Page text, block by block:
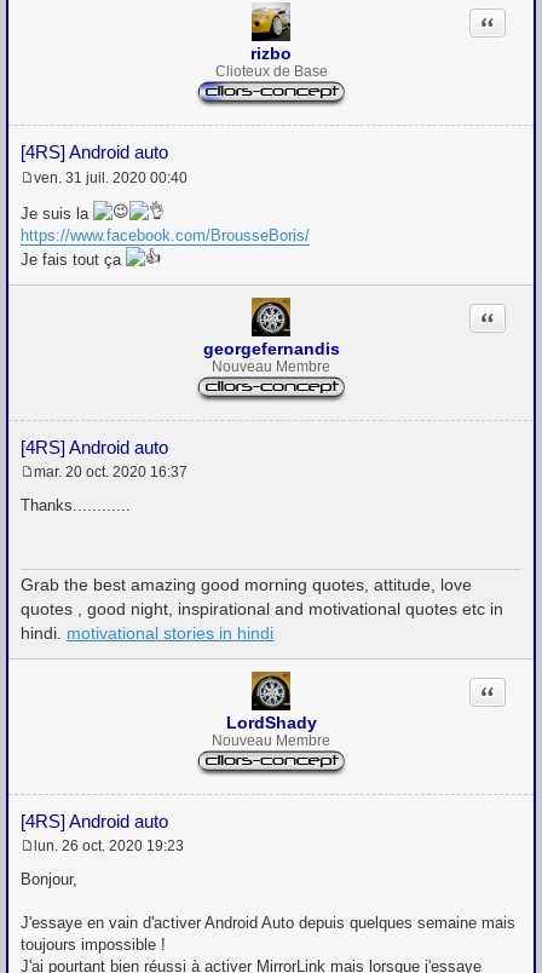
rizbo
Clioteux de Base
[4RS] Android auto
Citation
e
s
s
a
ven. 31 juil. 2020 00:40
Je suis la
https://www.facebook.com/BrousseBoris/
Je fais tout ça
georgefernandis
Nouveau Membre
[4RS] Android auto
Citation
e
g
e
mar. 20 oct. 2020 16:37
Thanks............
Grab the best amazing good morning quotes, attitude, love
quotes , good night, inspirational and motivational quotes etc in
hindi. motivational stories in hindi
LordShady
Nouveau Membre
[4RS] Android auto
Citation
e
a
g
e
lun. 26 oct. 2020 19:23
Bonjour,
J'essaye en vain d'activer Android Auto depuis quelques semaine mais
toujours impossible !
J'ai pourtant bien réussi à activer MirrorLink mais lorsque j'essaye